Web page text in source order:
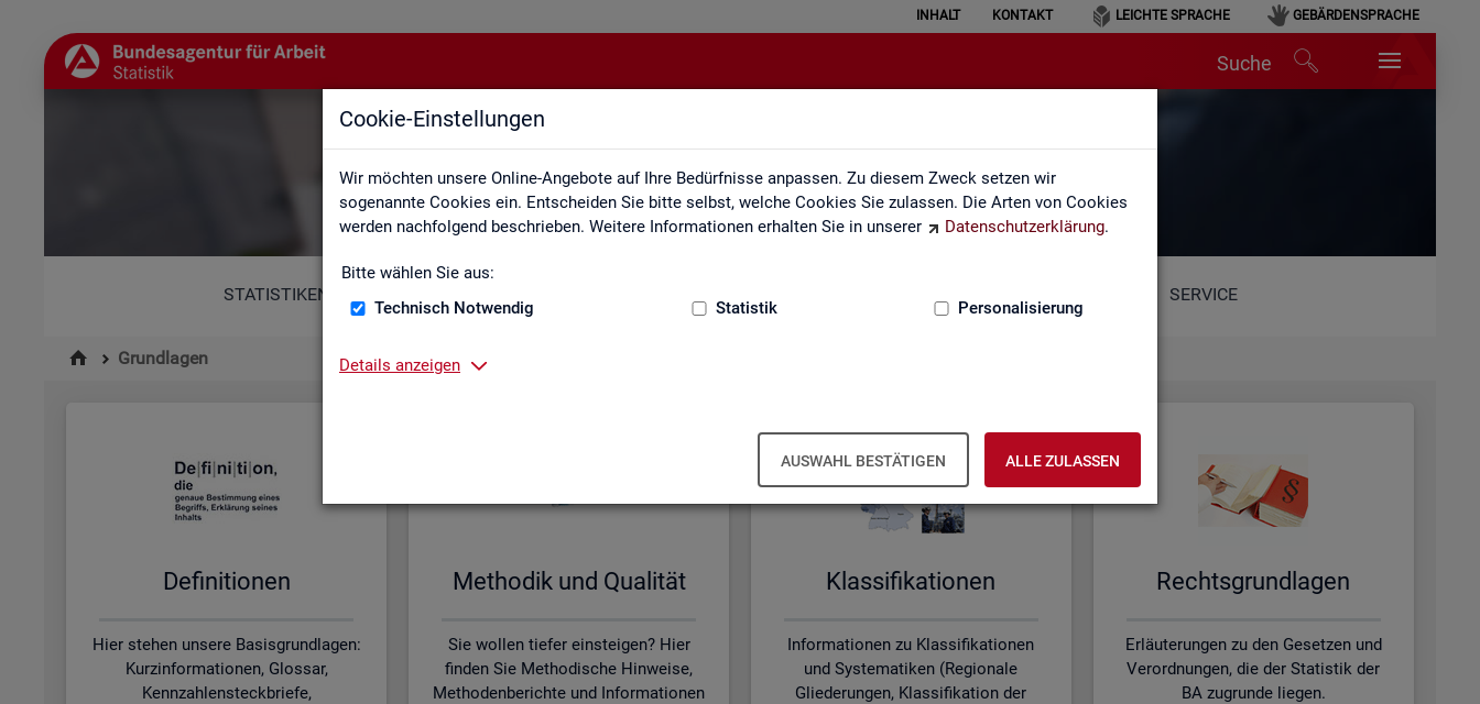
Cookie-Einstellungen
Wir möchten unsere Online-Angebote auf Ihre Bedürfnisse anpassen. Zu diesem Zweck setzen wir
sogenannte Cookies ein. Entscheiden Sie bitte selbst, welche Cookies Sie zulassen. Die Arten von Cookies
werden nachfolgend beschrieben. Weitere Informationen erhalten Sie in unserer
Datenschutzerklärung.
Bitte wählen Sie aus:
Technisch Notwendig
Statistik Personalisierung
Details anzeigen
AUSWAHL BESTÄTIGEN ALLE ZULASSEN
INHALT KONTAKT LEICHTE SPRACHE GEBÄRDENSPRACHE
Suche
Grundlagen
STATISTIKEN SERVICE
Grundlagen
De­fi­ni­tio­nen
Hier stehen unsere Basisgrundlagen:
Kurzinformationen, Glossar,
Kennzahlensteckbriefe,
Me­tho­dik und Qua­li­tät
Sie wollen tiefer einsteigen? Hier
finden Sie Methodische Hinweise,
Methodenberichte und Informationen
Klas­si­fi­ka­tio­nen
Informationen zu Klassifikationen
und Systematiken (Regionale
Gliederungen, Klassifikation der
Rechts­grund­la­gen
Erläuterungen zu den Gesetzen und
Verordnungen, die der Statistik der
BA zugrunde liegen.